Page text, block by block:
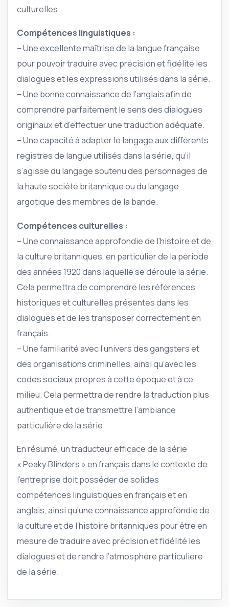
culturelles.
Compétences linguistiques :
– Une excellente maîtrise de la langue française
pour pouvoir traduire avec précision et fidélité les
dialogues et les expressions utilisés dans la série.
– Une bonne connaissance de l’anglais afin de
comprendre parfaitement le sens des dialogues
originaux et d’effectuer une traduction adéquate.
– Une capacité à adapter le langage aux différents
registres de langue utilisés dans la série, qu’il
s’agisse du langage soutenu des personnages de
la haute société britannique ou du langage
argotique des membres de la bande.
Compétences culturelles :
– Une connaissance approfondie de l’histoire et de
la culture britanniques, en particulier de la période
des années 1920 dans laquelle se déroule la série.
Cela permettra de comprendre les références
historiques et culturelles présentes dans les
dialogues et de les transposer correctement en
français.
– Une familiarité avec l’univers des gangsters et
des organisations criminelles, ainsi qu’avec les
codes sociaux propres à cette époque et à ce
milieu. Cela permettra de rendre la traduction plus
authentique et de transmettre l’ambiance
particulière de la série.
En résumé, un traducteur efficace de la série
« Peaky Blinders » en français dans le contexte de
l’entreprise doit posséder de solides
compétences linguistiques en français et en
anglais, ainsi qu’une connaissance approfondie de
la culture et de l’histoire britanniques pour être en
mesure de traduire avec précision et fidélité les
dialogues et de rendre l’atmosphère particulière
de la série.